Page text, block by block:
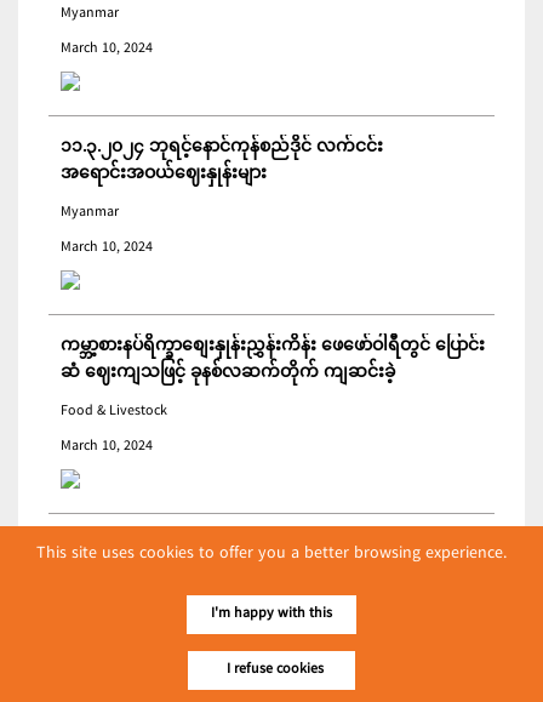
Myanmar
March 10, 2024
၁၁.၃.၂၀၂၄ ဘုရင့်နောင်ကုန်စည်ဒိုင် လက်ငင်း
အရောင်းအဝယ်ဈေးနှုန်းများ
Myanmar
March 10, 2024
ကမ္ဘာ့စားနပ်ရိက္ခာစျေးနှုန်းညွှန်းကိန်း ဖေဖော်ဝါရီတွင် ပြောင်း
ဆံ ဈေးကျသဖြင့် ခုနစ်လဆက်တိုက် ကျဆင်းခဲ့
Food & Livestock
March 10, 2024
အိန္ဒိယပေါင်းဆန် ပို့ကုန်ခွန် တွက်ချက်ပုံ ပြောင်းလဲသဖြင့်
This site uses cookies to offer you a better browsing experience.
I'm happy with this
I refuse cookies